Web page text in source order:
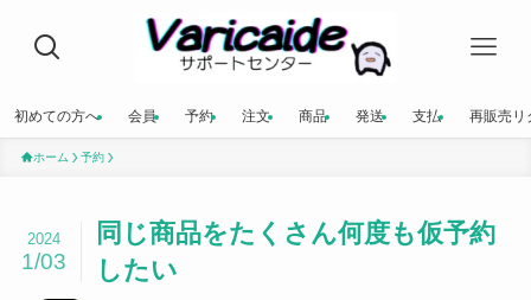
初めての方へ 会員 予約 注文 商品 発送 支払 再販売リ
ホーム 予約
同じ商品をたくさん何度も仮予約
したい
2024
1/03